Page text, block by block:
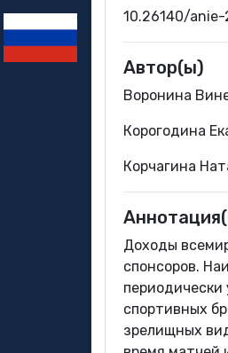
10.26140/
Автор(ы)
Воронина
Корогодина
Корчагина
Доходы
спонсоров.
спортивных
зрелищных